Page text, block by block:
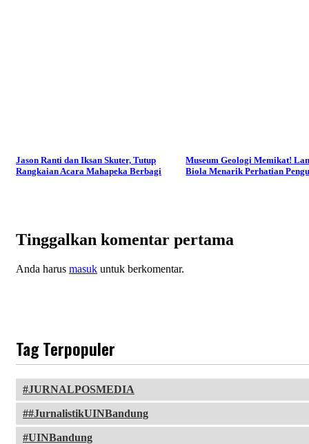
Jason Ranti dan Iksan Skuter, Tutup
Rangkaian Acara Mahapeka Berbagi
Museum Geologi Memikat!
Biola Menarik Perhatian
Tinggalkan komentar pertama
Anda harus masuk untuk berkomentar.
Tag Terpopuler
JURNALPOSMEDIA
#JurnalistikUINBandung
UINBandung